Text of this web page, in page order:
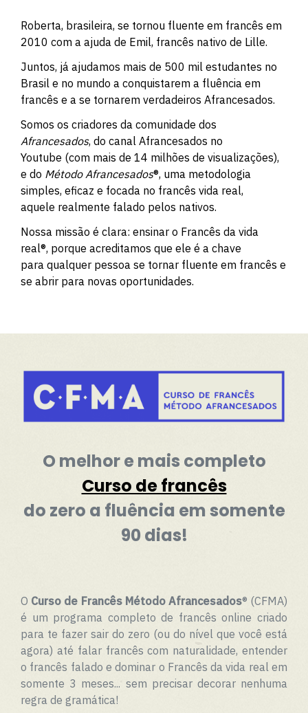
Roberta, brasileira, se tornou fluente em francês em
2010 com a ajuda de Emil, francês nativo de Lille.
Juntos, já ajudamos mais de 500 mil estudantes no
Brasil e no mundo a conquistarem a fluência em
francês e a se tornarem verdadeiros Afrancesados.
Somos os criadores da comunidade dos
Afrancesados, do canal Afrancesados no
Youtube (com mais de 14 milhões de visualizações),
e do Método Afrancesados®, uma metodologia
simples, eficaz e focada no francês vida real,
aquele realmente falado pelos nativos.
Nossa missão é clara: ensinar o Francês da vida
real®, porque acreditamos que ele é a chave
para qualquer pessoa se tornar fluente em francês e
se abrir para novas oportunidades.
O melhor e mais completo
Curso de francês
do zero a fluência em somente
90 dias!
O Curso de Francês Método Afrancesados® (CFMA)
é um programa completo de francês online criado
para te fazer sair do zero (ou do nível que você está
agora) até falar francês com naturalidade, entender
o francês falado e dominar o Francês da vida real em
somente 3 meses... sem precisar decorar nenhuma
regra de gramática!